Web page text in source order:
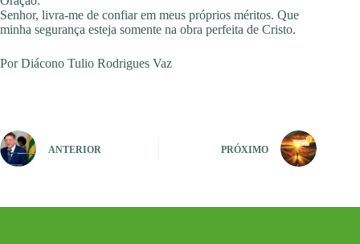
Senhor, livra-me de confiar em meus próprios méritos. Que
minha segurança esteja somente na obra perfeita de Cristo.
Por Diácono Tulio Rodrigues Vaz
ANTERIOR PRÓXIMO